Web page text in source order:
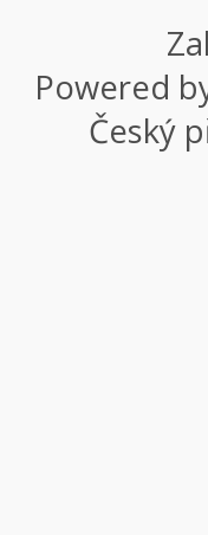
Powered
Český